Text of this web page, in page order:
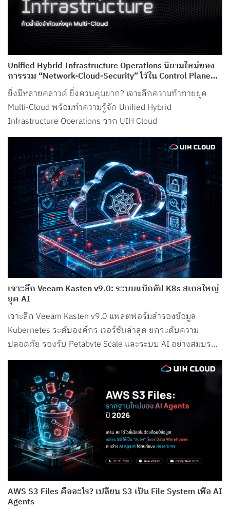
Unified Hybrid Infrastructure Operations นิยามใหม่ของ
การรวม “Network-Cloud-Security” ไว้ใน Control Plane
เดียว จาก UIH Cloud
ยิ่งมีหลายคลาวด์ ยิ่งควบคุมยาก? เจาะลึกความท้าทายยุค
Multi-Cloud พร้อมทำความรู้จัก Unified Hybrid
Infrastructure Operations จาก UIH Cloud
เจาะลึก Veeam Kasten v9.0: ระบบแบ็กอัป K8s สเกลใหญ่
ยุค AI
เจาะลึก Veeam Kasten v9.0 แพลตฟอร์มสำรองข้อมูล
Kubernetes ระดับองค์กร เวอร์ชันล่าสุด ยกระดับความ
ปลอดภัย รองรับ Petabyte Scale และระบบ AI อย่างสมบูรณ์
แบบ
AWS S3 Files คืออะไร? เปลี่ยน S3 เป็น File System เพื่อ AI
Agents